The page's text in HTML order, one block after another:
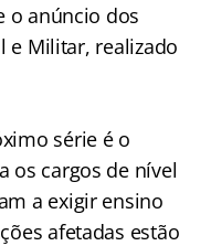
o anúncio dos
e Militar, realizado
série é o
os cargos de nível
a exigir ensino
afetadas estão